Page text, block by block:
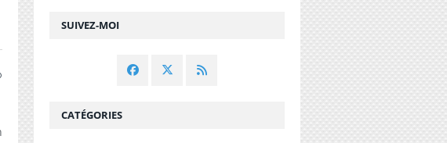
SUIVEZ-MOI
CATÉGORIES